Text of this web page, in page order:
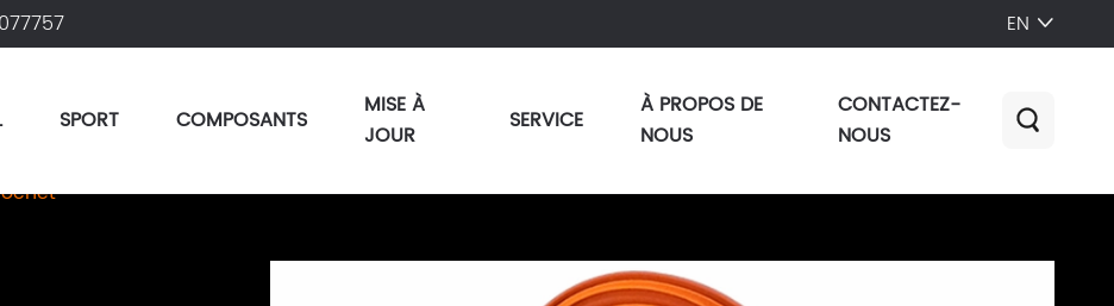
EN 
SPORT COMPOSANTS
MISE À
JOUR
SERVICE
À PROPOS DE
NOUS
CONTACTEZ-
NOUS
